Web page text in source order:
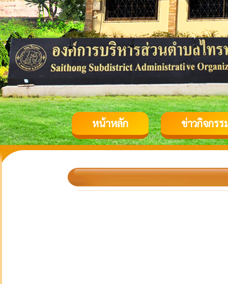
หน้าหลัก ข่าวกิจกรร